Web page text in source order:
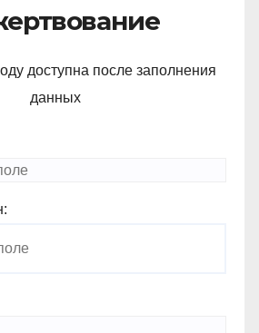
доступна после заполнения
данных